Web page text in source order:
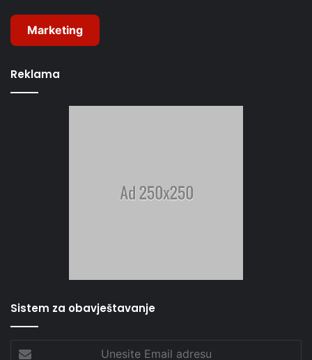
Marketing
Reklama
Sistem za obavještavanje